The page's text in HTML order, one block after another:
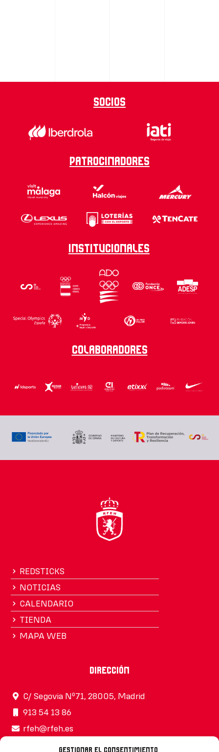
Gestionar el consentimiento
Socios
Patrocinadores
Institucionales
Colaboradores
REDSTICKS
NOTICIAS
CALENDARIO
TIENDA
MAPA WEB
Dirección
C/ Segovia Nº71, 28005, Madrid
913 54 13 86
rfeh@rfeh.es